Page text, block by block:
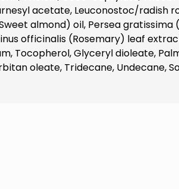
acetate, Leuconostoc/radish
almond) oil, Persea gratissima
officinalis (Rosemary) leaf
Tocopherol, Glyceryl dioleate,
oleate, Tridecane, Undecane,